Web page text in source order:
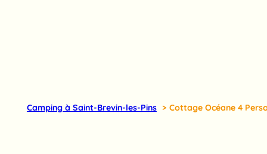
Camping à Saint-Brevin-les-Pins Cottage Océane 4